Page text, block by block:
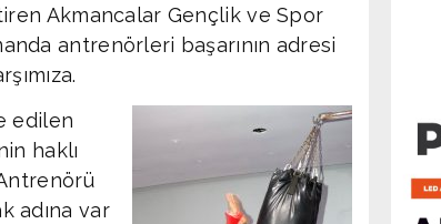
Akmancalar Gençlik ve Spor
antrenörleri başarının adresi
edilen
haklı
adına var